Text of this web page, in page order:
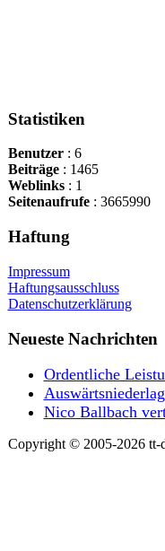
Statistiken
Benutzer: 6
Beiträge: 1465
Weblinks: 1
Seitenaufrufe: 3665990
Haftung
Impressum
Haftungsausschluss
Datenschutzerklärung
Neueste Nachrichten
Ordentliche
Nico Ballbach
Copyright © 2005-2026 tt-